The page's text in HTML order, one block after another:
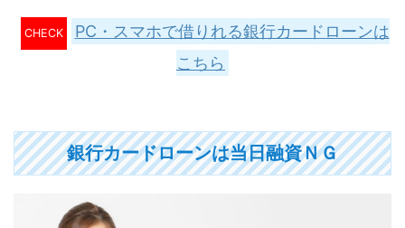
CHECK
PC・スマホで借りれる銀行カードローンは
こちら
銀行カードローンは当日融資ＮＧ